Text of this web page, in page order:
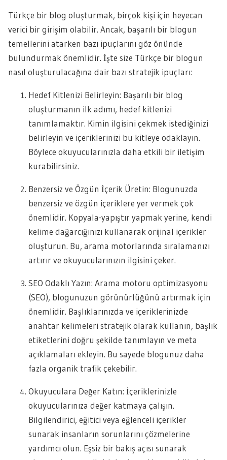
Türkçe bir blog oluşturmak, birçok kişi için heyecan
verici bir girişim olabilir. Ancak, başarılı bir blogun
temellerini atarken bazı ipuçlarını göz önünde
bulundurmak önemlidir. İşte size Türkçe bir blogun
nasıl oluşturulacağına dair bazı stratejik ipuçları:
Hedef Kitlenizi Belirleyin: Başarılı bir blog
oluşturmanın ilk adımı, hedef kitlenizi
tanımlamaktır. Kimin ilgisini çekmek istediğinizi
belirleyin ve içeriklerinizi bu kitleye odaklayın.
Böylece okuyucularınızla daha etkili bir iletişim
kurabilirsiniz.
Benzersiz ve Özgün İçerik Üretin: Blogunuzda
benzersiz ve özgün içeriklere yer vermek çok
önemlidir. Kopyala-yapıştır yapmak yerine, kendi
kelime dağarcığınızı kullanarak orijinal içerikler
oluşturun. Bu, arama motorlarında sıralamanızı
artırır ve okuyucularınızın ilgisini çeker.
SEO Odaklı Yazın: Arama motoru optimizasyonu
(SEO), blogunuzun görünürlüğünü artırmak için
önemlidir. Başlıklarınızda ve içeriklerinizde
anahtar kelimeleri stratejik olarak kullanın, başlık
etiketlerini doğru şekilde tanımlayın ve meta
açıklamaları ekleyin. Bu sayede blogunuz daha
fazla organik trafik çekebilir.
Okuyuculara Değer Katın: İçeriklerinizle
okuyucularınıza değer katmaya çalışın.
Bilgilendirici, eğitici veya eğlenceli içerikler
sunarak insanların sorunlarını çözmelerine
yardımcı olun. Eşsiz bir bakış açısı sunarak